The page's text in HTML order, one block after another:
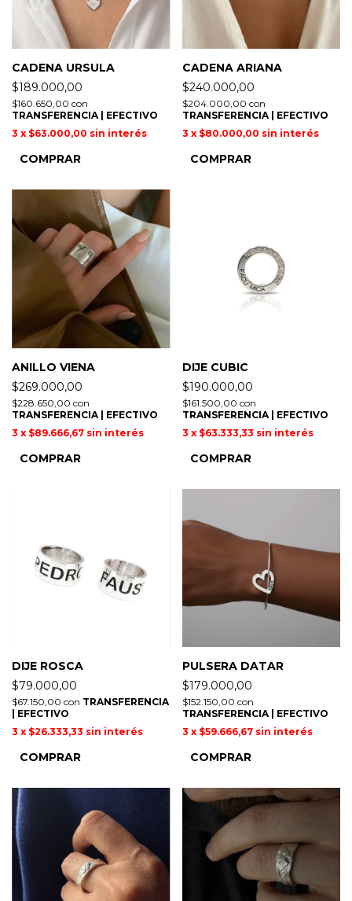
CADENA URSULA
$189.000,00
$160.650,00 con
TRANSFERENCIA | EFECTIVO
3 x $63.000,00 sin interés
COMPRAR
CADENA ARIANA
$240.000,00
$204.000,00 con
TRANSFERENCIA | EFECTIVO
3 x $80.000,00 sin interés
COMPRAR
ANILLO VIENA
$269.000,00
$228.650,00 con
TRANSFERENCIA | EFECTIVO
3 x $89.666,67 sin interés
COMPRAR
DIJE CUBIC
$190.000,00
$161.500,00 con
TRANSFERENCIA | EFECTIVO
3 x $63.333,33 sin interés
COMPRAR
DIJE ROSCA
$79.000,00
$67.150,00 con TRANSFERENCIA
| EFECTIVO
3 x $26.333,33 sin interés
COMPRAR
PULSERA DATAR
$179.000,00
$152.150,00 con
TRANSFERENCIA | EFECTIVO
3 x $59.666,67 sin interés
COMPRAR